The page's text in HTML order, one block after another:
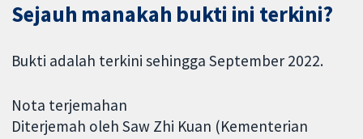
Sejauh manakah bukti ini terkini?
Bukti adalah terkini sehingga September 2022.
Nota terjemahan
Diterjemah oleh Saw Zhi Kuan (Kementerian